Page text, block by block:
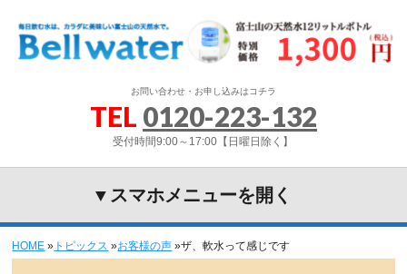
お問い合わせ・お申し込みはコチラ
TEL 0120-223-132
受付時間9:00～17:00【日曜日除く】
▼スマホメニューを開く
HOME » トピックス »お客様の声 »ザ、軟水って感じです